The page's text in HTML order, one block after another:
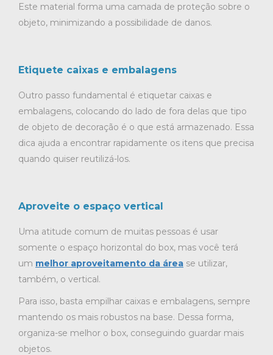
Este material forma uma camada de proteção sobre o
objeto, minimizando a possibilidade de danos.
Etiquete caixas e embalagens
Outro passo fundamental é etiquetar caixas e
embalagens, colocando do lado de fora delas que tipo
de objeto de decoração é o que está armazenado. Essa
dica ajuda a encontrar rapidamente os itens que precisa
quando quiser reutilizá-los.
Aproveite o espaço vertical
Uma atitude comum de muitas pessoas é usar
somente o espaço horizontal do box, mas você terá
um melhor aproveitamento da área se utilizar,
também, o vertical.
Para isso, basta empilhar caixas e embalagens, sempre
mantendo os mais robustos na base. Dessa forma,
organiza-se melhor o box, conseguindo guardar mais
objetos.